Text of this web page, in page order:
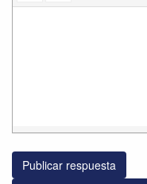
Publicar respuesta